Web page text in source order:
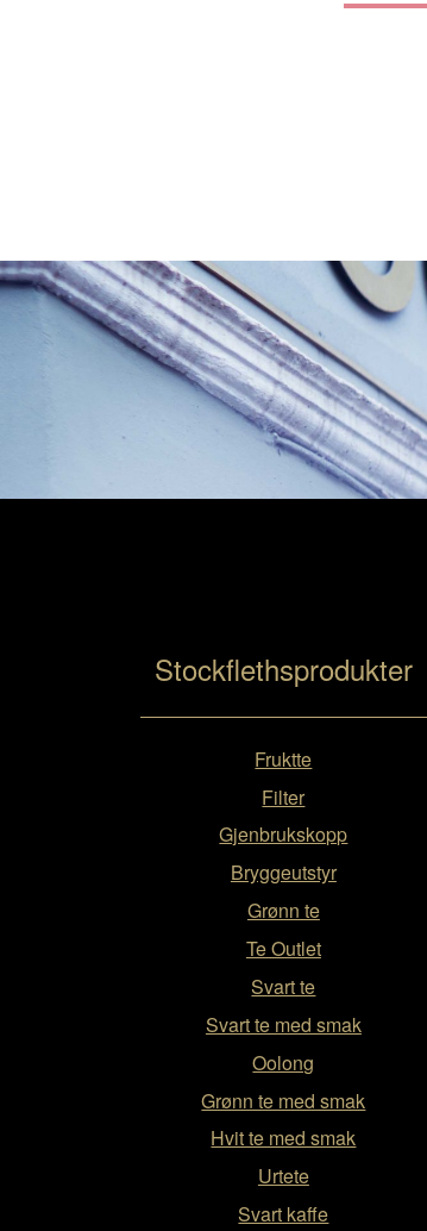
Stockflethsprodukter
Fruktte
Filter
Gjenbrukskopp
Bryggeutstyr
Grønn te
Te Outlet
Svart te
Svart te med smak
Oolong
Grønn te med smak
Hvit te med smak
Urtete
Svart kaffe